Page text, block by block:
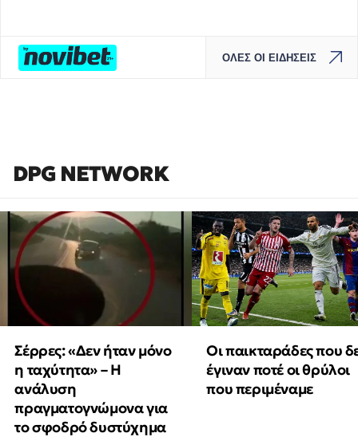
ΟΛΕΣ ΟΙ ΕΙΔΗΣΕΙΣ
DPG NETWORK
Σέρρες: «Δεν ήταν μόνο
η ταχύτητα» – Η
ανάλυση
πραγματογνώμονα για
το σφοδρό δυστύχημα
Οι παικταράδες που
έγιναν ποτέ οι θρύλοι
που περιμέναμε